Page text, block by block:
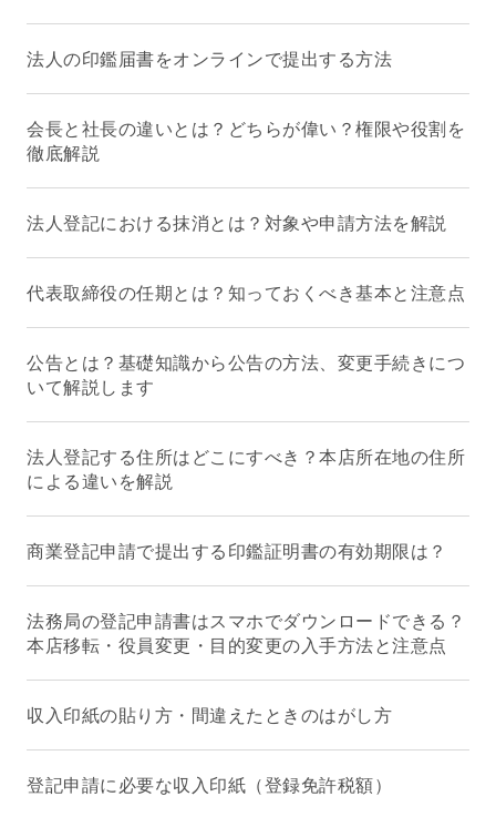
法人の印鑑届書をオンラインで提出する方法
会長と社長の違いとは？どちらが偉い？権限や役割を
徹底解説
法人登記における抹消とは？対象や申請方法を解説
代表取締役の任期とは？知っておくべき基本と注意点
公告とは？基礎知識から公告の方法、変更手続きにつ
いて解説します
法人登記する住所はどこにすべき？本店所在地の住所
による違いを解説
商業登記申請で提出する印鑑証明書の有効期限は？
法務局の登記申請書はスマホでダウンロードできる？
本店移転・役員変更・目的変更の入手方法と注意点
収入印紙の貼り方・間違えたときのはがし方
登記申請に必要な収入印紙（登録免許税額）